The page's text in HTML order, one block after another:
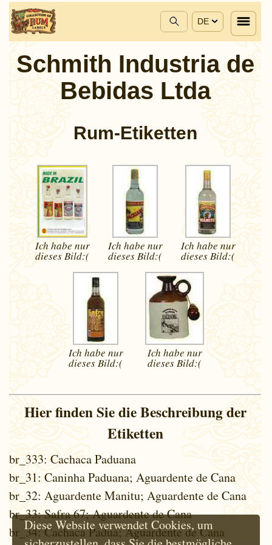
DE
Schmith Industria de
Bebidas Ltda
Rum-Etiketten
Ich habe nur
diesesBild:(
Ich habe nur
diesesBild:(
Ich habe nur
diesesBild:(
Ich habe nur
diesesBild:(
Ich habe nur
diesesBild:(
Hier finden Sie die Beschreibung der
Etiketten
br_333: Cachaca Paduana
br_31: Caninha Paduana; Aguardente de Cana
br_32: Aguardente Manitu; Aguardente de Cana
br_33: Safra 67; Aguardente de Cana
br_34: Cachaca Padua; Aguardente de Cana
Diese Website verwendet Cookies, um